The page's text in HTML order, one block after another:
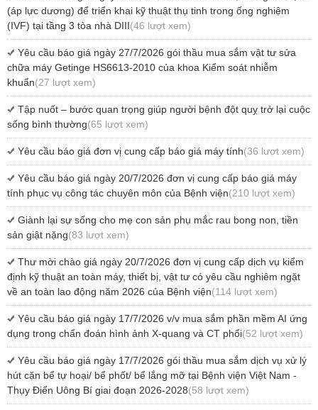
(áp lực dương) để triển khai kỹ thuật thụ tinh trong ống nghiệm
(IVF) tại tầng 3 tòa nhà DIII(46 lượt xem)
Yêu cầu báo giá ngày 27/7/2026 gói thầu mua sắm vật tư sửa
chữa máy Getinge HS6613-2010 của khoa Kiểm soát nhiễm
khuẩn(27 lượt xem)
Tập nuốt – bước quan trọng giúp người bệnh đột quỵ trở lại cuộc
sống bình thường(65 lượt xem)
Yêu cầu báo giá đơn vị cung cấp báo giá máy tính(36 lượt xem)
Yêu cầu báo giá ngày 20/7/2026 đơn vị cung cấp báo giá máy
tính phục vụ công tác chuyên môn của Bệnh viện(210 lượt xem)
Giành lại sự sống cho mẹ con sản phụ mắc rau bong non, tiền
sản giật nặng(83 lượt xem)
Thư mời chào giá ngày 20/7/2026 đơn vị cung cấp dịch vụ kiểm
định kỹ thuật an toàn máy, thiết bị, vật tư có yêu cầu nghiêm ngặt
về an toàn lao động năm 2026 của Bệnh viện(114 lượt xem)
Yêu cầu báo giá ngày 17/7/2026 v/v mua sắm phần mềm AI ứng
dụng trong chẩn đoán hình ảnh X-quang và CT phổi(52 lượt xem)
Yêu cầu báo giá ngày 17/7/2026 gói thầu mua sắm dịch vụ xử lý
hút cặn bể tự hoại/ bể phốt/ bể lắng mỡ tại Bệnh viện Việt Nam -
Thụy Điển Uông Bí giai đoạn 2026-2028(58 lượt xem)